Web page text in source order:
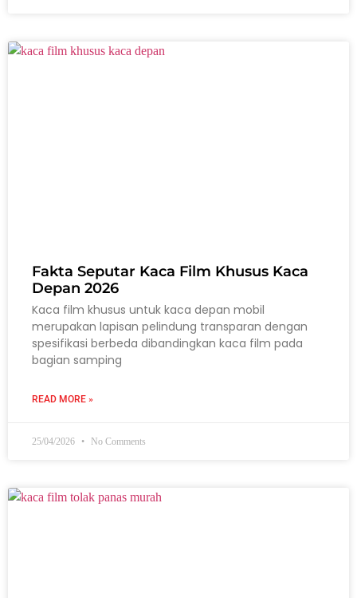
Fakta Seputar Kaca Film Khusus Kaca
Depan 2026
Kaca film khusus untuk kaca depan mobil
merupakan lapisan pelindung transparan dengan
spesifikasi berbeda dibandingkan kaca film pada
bagian samping
READ MORE »
25/04/2026 No Comments